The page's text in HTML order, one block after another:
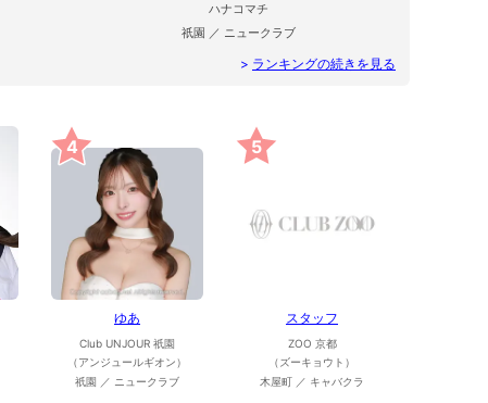
ハナコマチ
祇園 ／ ニュークラブ
> ランキングの続きを見る
4
ゆあ
Club UNJOUR 祇園
（アンジュールギオン）
祇園 ／ ニュークラブ
5
スタッフ
ZOO 京都
（ズーキョウト）
木屋町 ／ キャバクラ